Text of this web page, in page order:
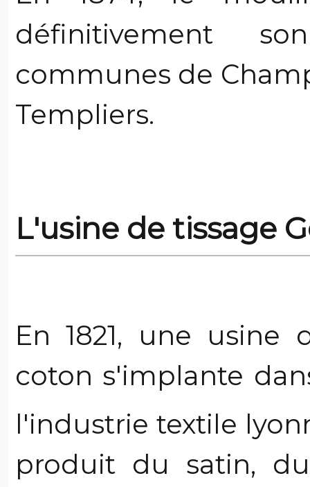
définitivement
communes de
Templiers.
L'usine de tissage
En 1821, une usine
coton s'implante
l'industrie textile
produit du satin,